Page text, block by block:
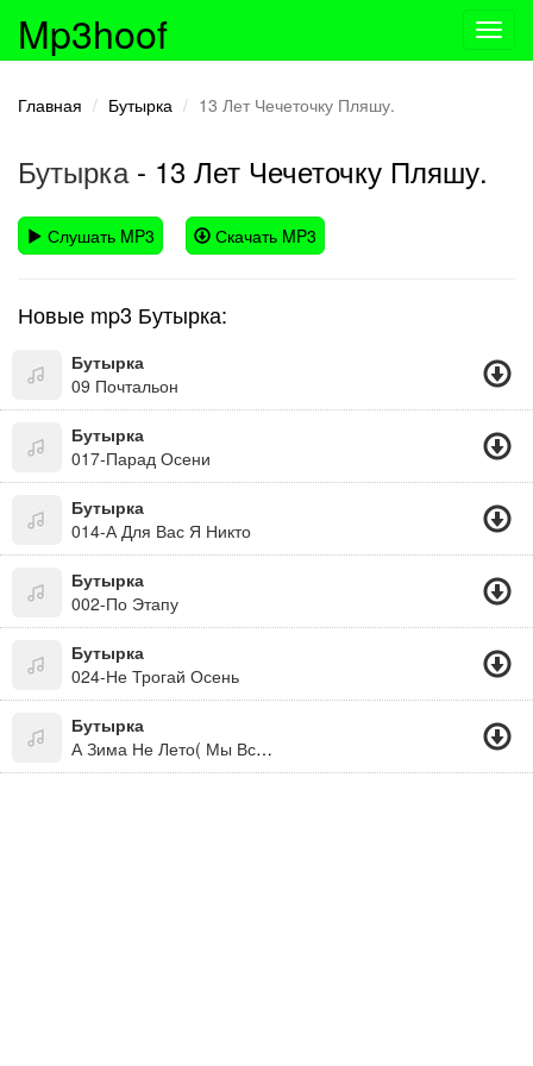
Mp3hoof
Главная Бутырка 13 Лет Чечеточку Пляшу.
Бутырка- 13 Лет Чечеточку Пляшу.
Слушать MP3 Скачать MP3
Новые mp3 Бутырка:
Бутырка
09 Почтальон
Бутырка
017-Парад Осени
Бутырка
014-А Для Вас Я Никто
Бутырка
002-По Этапу
Бутырка
024-Не Трогай Осень
Бутырка
А Зима Не Лето( Мы Все Живем Под Богом. Не Забывайте! )